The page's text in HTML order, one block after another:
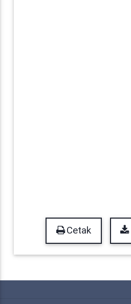
Cetak